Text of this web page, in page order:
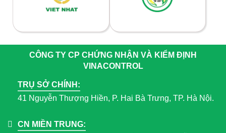
CÔNG TY CP CHỨNG NHẬN VÀ KIỂM ĐỊNH
VINACONTROL
TRỤ SỞ CHÍNH:
41 Nguyễn Thượng Hiền, P. Hai Bà Trưng, TP. Hà Nội.
CN MIỀN TRUNG: